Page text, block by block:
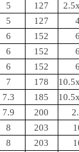
5 127
5 127
6 152 6
6 152 6
6 152 6
7 178
7.3 185
7.9 200
8 203
8 203